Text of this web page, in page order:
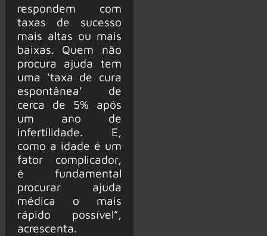
respondem com
taxas de sucesso
mais altas ou mais
baixas. Quem não
procura ajuda tem
uma ‘taxa de cura
espontânea’ de
cerca de 5% após
um ano de
infertilidade. E,
como a idade é um
fator complicador,
é fundamental
procurar ajuda
médica o mais
rápido possível”,
acrescenta.